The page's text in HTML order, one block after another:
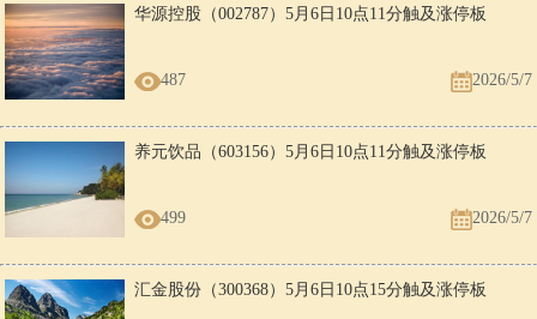
华源控股（002787）5月6日10点11分触及涨停板
487 2026/5/7
养元饮品（603156）5月6日10点11分触及涨停板
499 2026/5/7
汇金股份（300368）5月6日10点15分触及涨停板